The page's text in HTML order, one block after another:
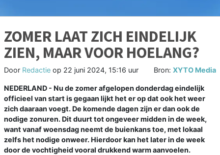
ZOMER LAAT ZICH EINDELIJK
ZIEN, MAAR VOOR HOELANG?
Door Redactie op 22 juni 2024, 15:16 uur Bron: XYTO Media
NEDERLAND - Nu de zomer afgelopen donderdag eindelijk
officieel van start is gegaan lijkt het er op dat ook het weer
zich daaraan voegt. De komende dagen zijn er dan ook de
nodige zonuren. Dit duurt tot ongeveer midden in de week,
want vanaf woensdag neemt de buienkans toe, met lokaal
zelfs het nodige onweer. Hierdoor kan het later in de week
door de vochtigheid vooral drukkend warm aanvoelen.